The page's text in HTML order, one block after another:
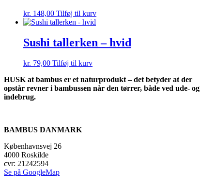
kr. 148,00 Tilføj til kurv
Sushi tallerken – hvid
kr. 79,00 Tilføj til kurv
HUSK at bambus er et naturprodukt – det betyder at der
opstår revner i bambussen når den tørrer, både ved ude- og
indebrug.
BAMBUS DANMARK
Københavnsvej 26
4000 Roskilde
cvr: 21242594
Se på GoogleMap